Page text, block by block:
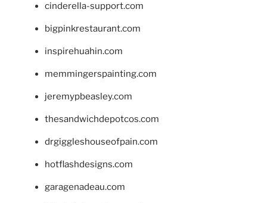
cinderella-support.com
bigpinkrestaurant.com
inspirehuahin.com
memmingerspainting.com
jeremypbeasley.com
thesandwichdepotcos.com
drgiggleshouseofpain.com
hotflashdesigns.com
garagenadeau.com